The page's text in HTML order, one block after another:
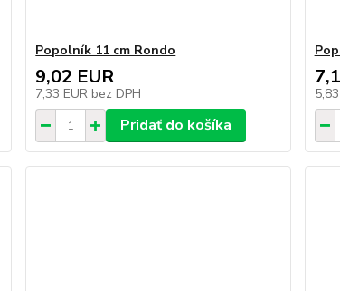
Popolník 11 cm Rondo
9,02 EUR
7,33 EUR bez DPH
Pridať do košíka